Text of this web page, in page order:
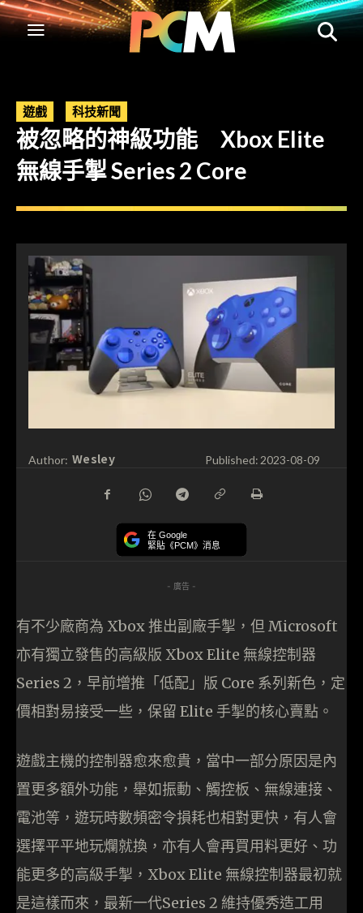
遊戲 科技新聞
被忽略的神級功能 Xbox Elite
無線手掣 Series 2 Core
Author: Wesley Published: 2023-08-09
在 Google
緊貼《PCM》消息
- 廣告 -
有不少廠商為 Xbox 推出副廠手掣，但 Microsoft
亦有獨立發售的高級版 Xbox Elite 無線控制器
Series 2，早前增推「低配」版 Core 系列新色，定
價相對易接受一些，保留 Elite 手掣的核心賣點。
遊戲主機的控制器愈來愈貴，當中一部分原因是內
置更多額外功能，舉如振動、觸控板、無線連接、
電池等，遊玩時數頻密令損耗也相對更快，有人會
選擇平平地玩爛就換，亦有人會再買用料更好、功
能更多的高級手掣，Xbox Elite 無線控制器最初就
是這樣而來，最新一代Series 2 維持優秀造工用